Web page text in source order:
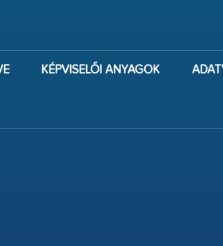
KÉPVISELŐI ANYAGOK